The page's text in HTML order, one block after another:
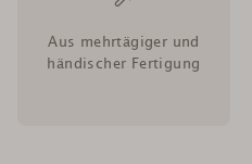
Aus mehrtägiger und
händischer Fertigung